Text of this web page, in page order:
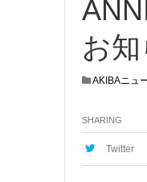
お
AKIBAニュ
SHARING
Twitter